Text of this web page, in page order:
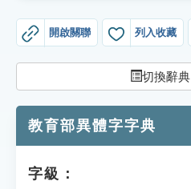
遊戲專區
教學應用
貓頭鷹博士
開啟關聯 列入收藏
切換辭典
教育部異體字字典
字級：